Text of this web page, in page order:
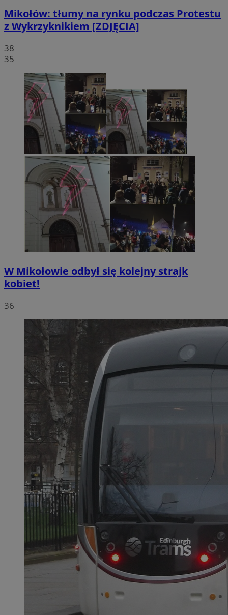
Mikołów: tłumy na rynku podczas Protestu
z Wykrzyknikiem [ZDJĘCIA]
38
35
W Mikołowie odbył się kolejny strajk
kobiet!
36